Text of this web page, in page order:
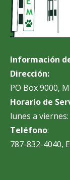
Información
Dirección:
PO Box 9000,
Horario de
lunes a
Teléfono:
787-832-4040,